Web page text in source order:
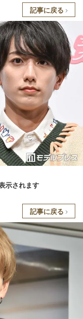
記事に戻る
示されます
記事に戻る